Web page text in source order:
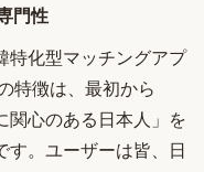
門性
特化型マッチングアプ
特徴は、最初から
関心のある日本人」を
す。ユーザーは皆、日